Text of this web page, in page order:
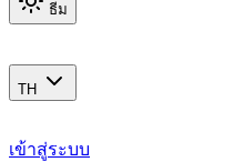
ธีม
TH
เข้าสู่ระบบ